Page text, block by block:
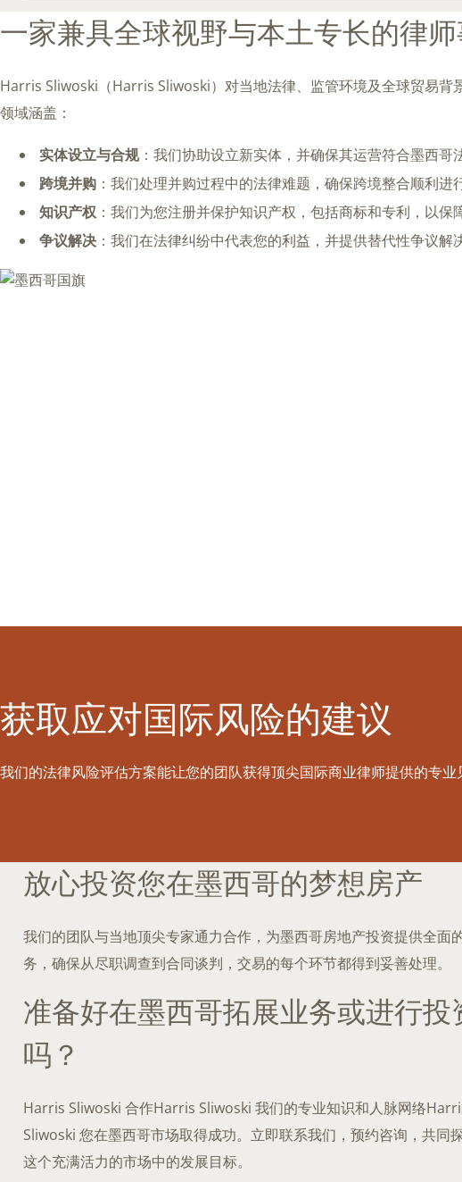
一家兼具全球视野与本土专长的律
Harris Sliwoski（Harris Sliwoski）对当地法律、监管环境及全球贸易
领域涵盖：
实体设立与合规：我们协助设立新实体，并确保其运营符合墨西哥
跨境并购 ：我们处理并购过程中的法律难题，确保跨境整合顺利进行
知识产权 ：我们为您注册并保护知识产权，包括商标和专利，以保
争议解决 ：我们在法律纠纷中代表您的利益，并提供替代性争议解
获取应对国际风险的建议
我们的法律风险评估方案能让您的团队获得顶尖国际商业律师提供的专业
放心投资您在墨西哥的梦想房产
我们的团队与当地顶尖专家通力合作，为墨西哥房地产投资提供全面
务，确保从尽职调查到合同谈判，交易的每个环节都得到妥善处理。
准备好在墨西哥拓展业务或进行投
吗？
Harris Sliwoski 合作Harris Sliwoski 我们的专业知识和人脉网络
Sliwoski 您在墨西哥市场取得成功。立即联系我们，预约咨询，共同
这个充满活力的市场中的发展目标。